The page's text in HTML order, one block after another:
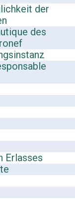
der
des
Erlasses